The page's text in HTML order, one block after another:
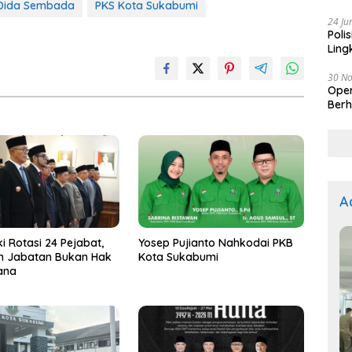
Sembada PKS Kota Sukabumi
Rotasi 24 Pejabat,
Jabatan Bukan Hak
Yosep Pujianto Nahkodai PKB
Kota Sukabumi
24
30